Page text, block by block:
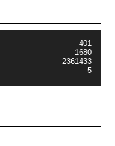
401
1680
2361433
5